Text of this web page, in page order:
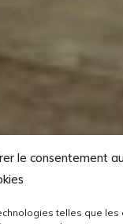
le consentement
telles que les